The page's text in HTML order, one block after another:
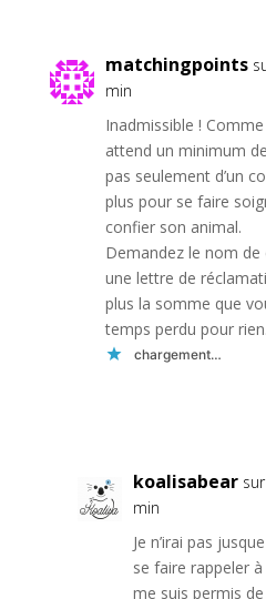
matchingpoints
min
Inadmissible !
attend un minimum
pas seulement d’un
plus pour se faire
confier son animal.
Demandez le nom
une lettre de
plus la somme que
temps perdu pour rien.
chargement…
koalisabear
min
Je n’irai pas
se faire rappeler
me suis permis